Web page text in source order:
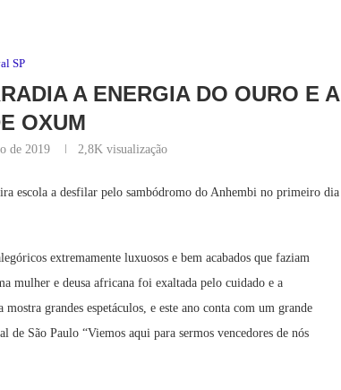
SP
A ENERGIA DO OURO E A
OXUM
de 2019 2,8K visualização
escola a desfilar pelo sambódromo do Anhembi no primeiro dia
extremamente luxuosos e bem acabados que faziam
mulher e deusa africana foi exaltada pelo cuidado e a
grandes espetáculos, e este ano conta com um grande
São Paulo “Viemos aqui para sermos vencedores de nós